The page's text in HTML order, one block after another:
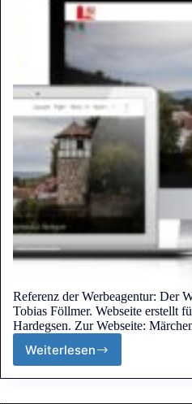
Referenz der Werbeagentur: Der
Tobias Föllmer. Webseite erstellt
Hardegsen. Zur Webseite:
Weiterlesen